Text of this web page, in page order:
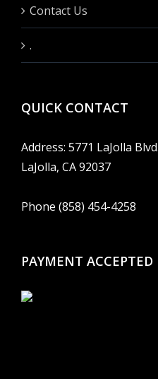
Contact Us
.
QUICK CONTACT
Address: 5771 LaJolla
LaJolla, CA 92037
Phone (858) 454-4258
PAYMENT ACCEPTED